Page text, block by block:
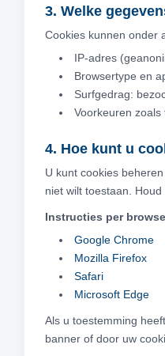
3. Welke
Cookies kunnen onder
IP-adres
Browsertype en
Surfgedrag:
Voorkeuren
4. Hoe kunt u
U kunt cookies
niet wilt toestaan.
Instructies per
Google Chrome
Mozilla Firefox
Safari
Microsoft Edge
Als u toestemming
banner of door uw